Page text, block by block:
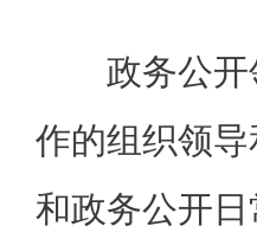
政务公开领
作的组织领
和政务公开